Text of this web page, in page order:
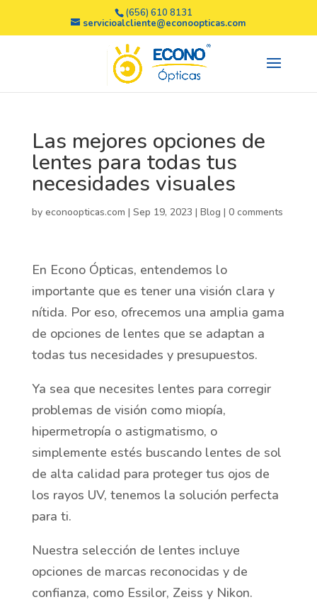
(656) 610 8131
servicioalcliente@econoopticas.com
Las mejores opciones de
lentes para todas tus
necesidades visuales
by econoopticas.com | Sep 19, 2023 | Blog | 0 comments
En Econo Ópticas, entendemos lo
importante que es tener una visión clara y
nítida. Por eso, ofrecemos una amplia gama
de opciones de lentes que se adaptan a
todas tus necesidades y presupuestos.
Ya sea que necesites lentes para corregir
problemas de visión como miopía,
hipermetropía o astigmatismo, o
simplemente estés buscando lentes de sol
de alta calidad para proteger tus ojos de
los rayos UV, tenemos la solución perfecta
para ti.
Nuestra selección de lentes incluye
opciones de marcas reconocidas y de
confianza, como Essilor, Zeiss y Nikon.